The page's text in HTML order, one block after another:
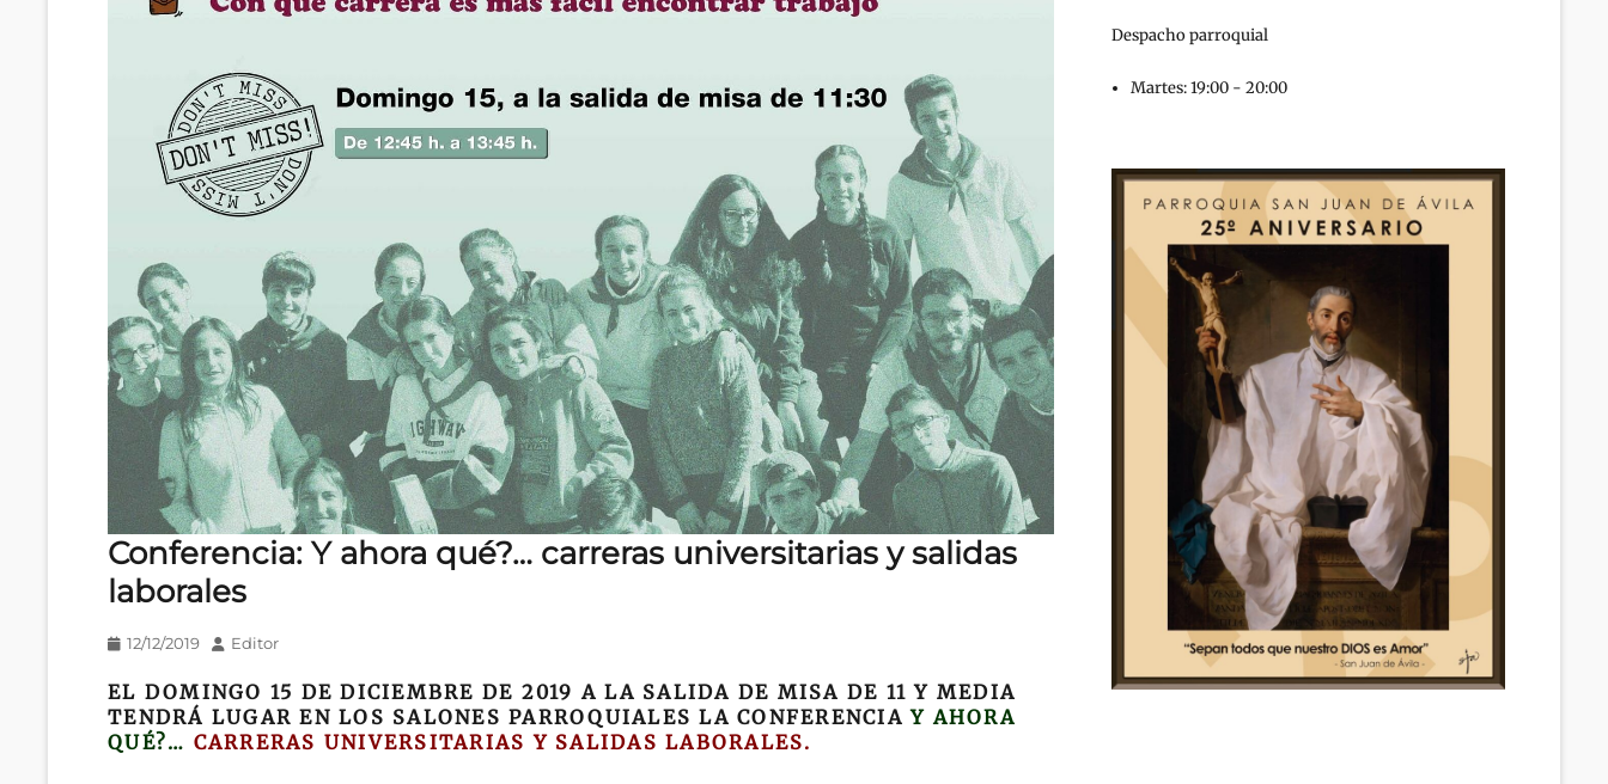
Conferencia: Y ahora qué?… carreras universitarias y salidas
laborales
Publicado
12/12/2019 AutorEditor
EL DOMINGO 15 DE DICIEMBRE DE 2019 A LA SALIDA DE MISA DE 11 Y MEDIA
TENDRÁ LUGAR EN LOS SALONES PARROQUIALES LA CONFERENCIAY AHORA
QUÉ?… CARRERAS UNIVERSITARIAS Y SALIDAS LABORALES.
Despacho parroquial
Martes: 19:00 - 20:00